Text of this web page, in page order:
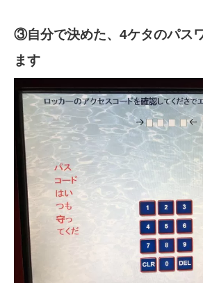
③自分で決めた、4ケタのパス
ます